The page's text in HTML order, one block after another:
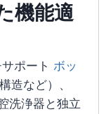
機能適
ポート ボッ
造など）、
洗浄器と独立